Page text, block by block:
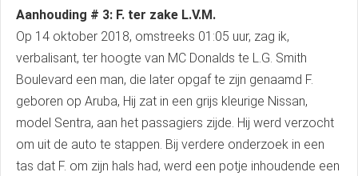
Aanhouding # 3: F. ter zake L.V.M.
Op 14 oktober 2018, omstreeks 01:05 uur, zag ik,
verbalisant, ter hoogte van MC Donalds te L.G. Smith
Boulevard een man, die later opgaf te zijn genaamd F.
geboren op Aruba, Hij zat in een grijs kleurige Nissan,
model Sentra, aan het passagiers zijde. Hij werd verzocht
om uit de auto te stappen. Bij verdere onderzoek in een
tas dat F. om zijn hals had, werd een potje inhoudende een